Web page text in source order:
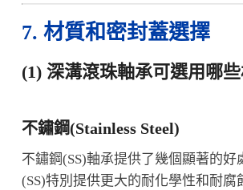
7. 材質和密封蓋選擇
(1) 深溝滾珠軸承可選用哪些
不鏽鋼(Stainless Steel)
不鏽鋼(SS)軸承提供了幾個顯著的好
(SS)特別提供更大的耐化學性和耐腐